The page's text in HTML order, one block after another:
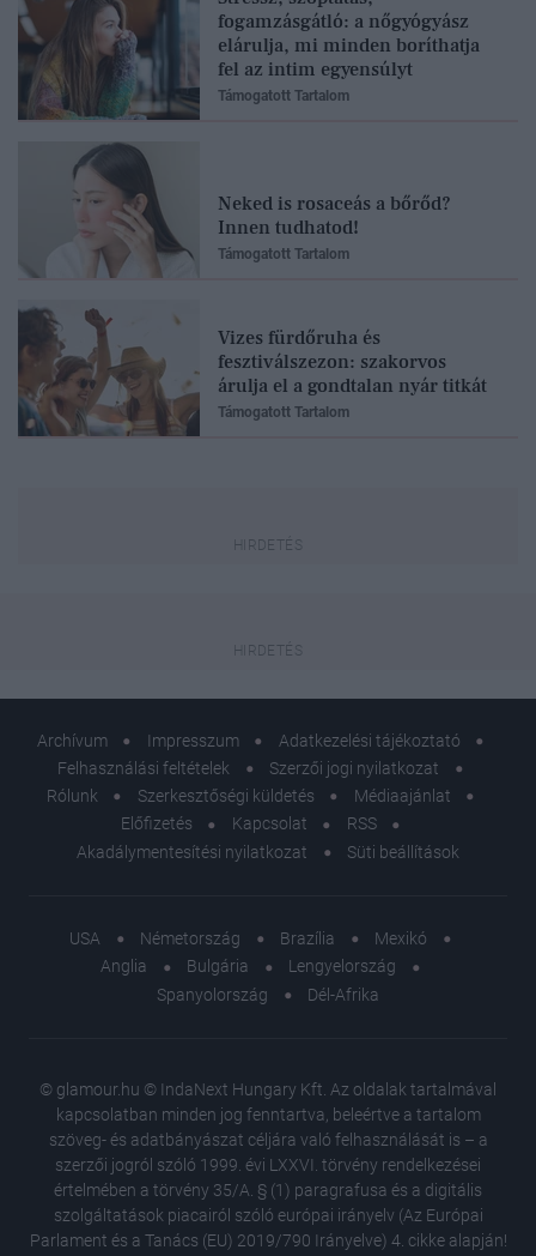
fogamzásgátló: a nőgyógyász
elárulja, mi minden boríthatja
fel az intim egyensúlyt
Támogatott Tartalom
Neked is rosaceás a bőrőd?
Innen tudhatod!
Támogatott Tartalom
Vizes fürdőruha és
fesztiválszezon: szakorvos
árulja el a gondtalan nyár titkát
Támogatott Tartalom
Archívum Impresszum
Adatkezelési tájékoztató
Felhasználási feltételek
Szerzői jogi nyilatkozat
Rólunk
Szerkesztőségi küldetés
Médiaajánlat
Előfizetés
Kapcsolat
RSS
Akadálymentesítési nyilatkozat
Süti beállítások
USA Németország Brazília
Mexikó
Anglia
Bulgária
Lengyelország
Spanyolország
Dél-Afrika
© glamour.hu © IndaNext Hungary Kft. Az oldalak tartalmával
kapcsolatban minden jog fenntartva, beleértve a tartalom
szöveg- és adatbányászat céljára való felhasználását is – a
szerzői jogról szóló 1999. évi LXXVI. törvény rendelkezései
értelmében a törvény 35/A. § (1) paragrafusa és a digitális
szolgáltatások piacairól szóló európai irányelv (Az Európai
Parlament és a Tanács (EU) 2019/790 Irányelve) 4. cikke alapján!